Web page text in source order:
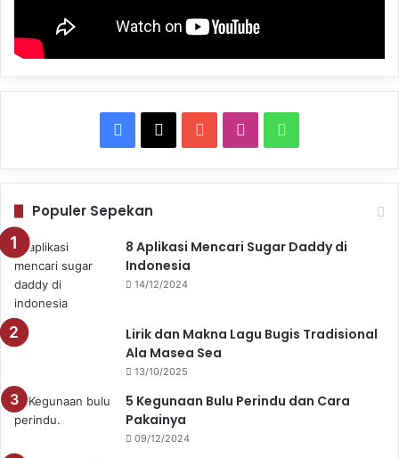
Facebook
X YouTubeInstagram
Populer Sepekan
8 Aplikasi Mencari Sugar Daddy di
Indonesia
14/12/2024
Lirik dan Makna Lagu Bugis Tradisional
Ala Masea Sea
13/10/2025
5 Kegunaan Bulu Perindu dan Cara
Pakainya
09/12/2024